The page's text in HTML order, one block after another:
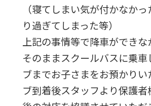
（寝てしまい気が付かなか
り過ぎてしまった等）
上記の事情等で降車ができな
そのままスクールバスに乗
ブまでお子さまをお預かりい
ブ到着後スタッフより保護
service,
version
of
this